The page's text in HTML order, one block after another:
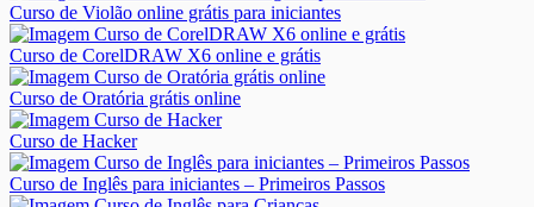
Curso de Violão online grátis para iniciantes
Curso de CorelDRAW X6 online e grátis
Curso de Oratória grátis online
Curso de Hacker
Curso de Inglês para iniciantes – Primeiros Passos